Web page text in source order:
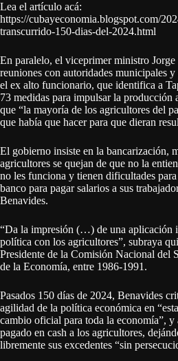
Lea el artículo acá:
https://cubayeconomia.blogspot.com/
transcurrido-150-dias-del-2024.html
En paralelo, el viceprimer ministro
reuniones con autoridades municipales
el ex alto funcionario, que identifica a
73 medidas para impulsar la producción
que “la mayoría de los agricultores del
que había que hacer para que dieran
El gobierno insiste en la bancarización,
agricultores se quejan de que no la
no les funciona y tienen dificultades
banco para pagar salarios a sus
Benavides.
“Da la impresión (…) de una aplicación
política con los agricultores”, subraya
Presidente de la Comisión Nacional del
de la Economía, entre 1986-1991.
Pasados 150 días de 2024, Benavides
agilidad de la política económica en
cambio oficial para toda la economía”, y
pagado en cash a los agricultores,
libremente sus excedentes “sin